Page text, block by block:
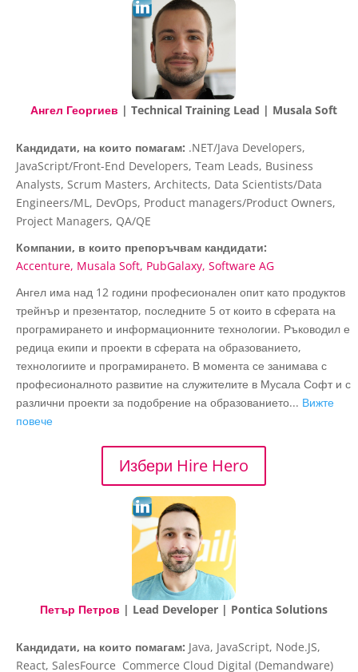
Ангел Георгиев | Technical Training Lead | Musala Soft
Кандидати, на които помагам: .NET/Java Developers,
JavaScript/Front-End Developers, Team Leads, Business
Analysts, Scrum Masters, Architects, Data Scientists/Data
Engineers/ML, DevOps, Product managers/Product Owners,
Project Managers, QA/QE
Компании, в които препоръчвам кандидати:
Accenture Musala Soft PubGalaxy Software AG
Ангел има над 12 години професионален опит като продуктов
трейнър и презентатор, последните 5 от които в сферата на
програмирането и информационните технологии. Ръководил е
редица екипи и проекти в сферата на образованието,
технологиите и програмирането. В момента се занимава с
професионалното развитие на служителите в Мусала Софт и с
различни проекти за подобрение на образованието... Вижте
повече
Избери Hire Hero
Петър Петров | Lead Developer | Pontica Solutions
Кандидати, на които помагам: Java, JavaScript, Node.JS,
React, SalesFource Commerce Cloud Digital (Demandware)